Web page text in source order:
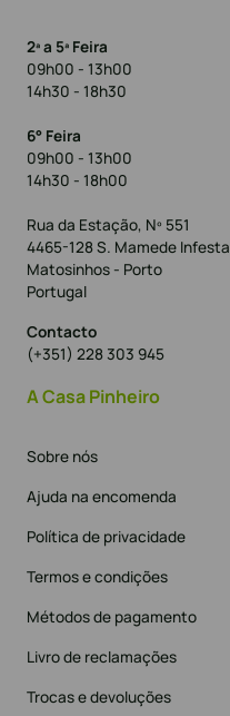
2ª a 5ª Feira
09h00 - 13h00
14h30 - 18h30
6° Feira
09h00 - 13h00
14h30 - 18h00
Rua da Estação, Nº 551
4465-128 S. Mamede Infesta
Matosinhos - Porto
Portugal
Contacto
(+351) 228 303 945
A Casa Pinheiro
Sobre nós
Ajuda na encomenda
Política de privacidade
Termos e condições
Métodos de pagamento
Livro de reclamações
Trocas e devoluções